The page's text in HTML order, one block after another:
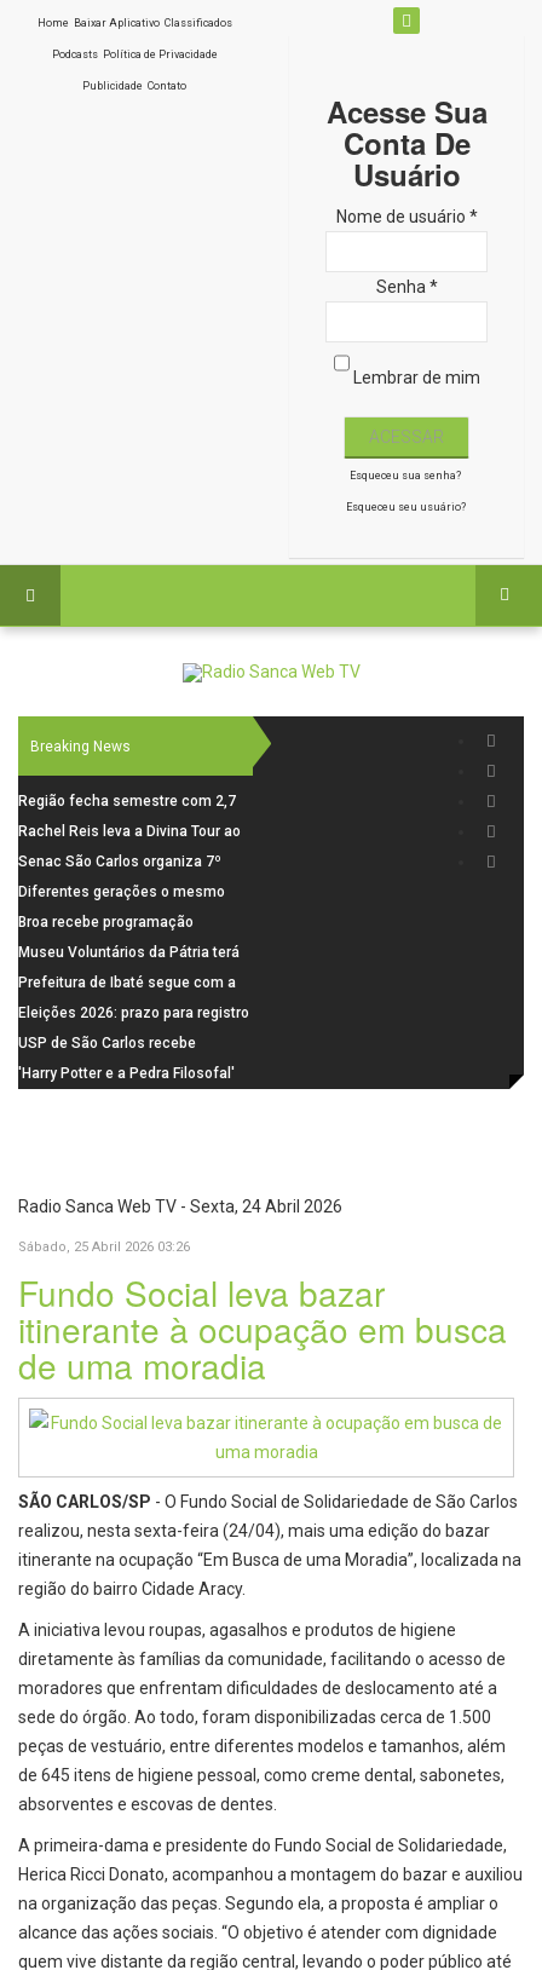
Home Baixar Aplicativo Classificados
Podcasts Política de Privacidade
Publicidade Contato
Acesse Sua
Conta De
Usuário
Nome de usuário *
Senha *
Lembrar de mim
Esqueceu sua senha?
Esqueceu seu usuário?
Breaking News
Região fecha semestre com 2,7
mil novosempregos e retoma
saldo positivo em junho
Rachel Reis leva a Divina Tour ao
interior de São Paulo com shows
inéditos em São Carlos e Jundiaí
Senac São Carlos organiza 7º
Fórum Internacional Senac de
Educadores com debates sobre
pensamento crítico, leitura e
diversidade
Diferentes gerações o mesmo
amor: pais do Saae contam como
a paternidade transformou suas
histórias
Broa recebe programação
esportiva com corrida, vela e
demonstração de paramotor
Museu Voluntários da Pátria terá
horário especial nesta segunda-
feira (10)
Prefeitura de Ibaté segue com a
Campanha do Agasalho segue
durante o mês de agosto
Eleições 2026: prazo para registro
de candidaturas acaba em 15 de
agosto
USP de São Carlos recebe
visitantes para apresentar cursos
'Harry Potter e a Pedra Filosofal'
Radio Sanca Web TV - Sexta, 24 Abril 2026
Sábado, 25 Abril 2026 03:26
Fundo Social leva bazar
itinerante à ocupação em busca
de uma moradia
SÃO CARLOS/SP - O Fundo Social de Solidariedade de São Carlos
realizou, nesta sexta-feira (24/04), mais uma edição do bazar
itinerante na ocupação “Em Busca de uma Moradia”, localizada na
região do bairro Cidade Aracy.
A iniciativa levou roupas, agasalhos e produtos de higiene
diretamente às famílias da comunidade, facilitando o acesso de
moradores que enfrentam dificuldades de deslocamento até a
sede do órgão. Ao todo, foram disponibilizadas cerca de 1.500
peças de vestuário, entre diferentes modelos e tamanhos, além
de 645 itens de higiene pessoal, como creme dental, sabonetes,
absorventes e escovas de dentes.
A primeira-dama e presidente do Fundo Social de Solidariedade,
Herica Ricci Donato, acompanhou a montagem do bazar e auxiliou
na organização das peças. Segundo ela, a proposta é ampliar o
alcance das ações sociais. “O objetivo é atender com dignidade
quem vive distante da região central, levando o poder público até